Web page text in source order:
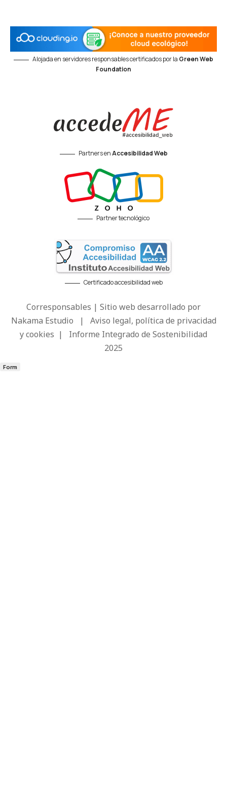
Alojada en servidores responsables certificados por la Green Web
Foundation
Partners enAccesibilidad Web
Partner tecnológico
Certificado accesibilidad web
Corresponsables | Sitio web desarrollado por
Nakama Estudio | Aviso legal, política de privacidad
y cookies | Informe Integrado de Sostenibilidad
2025
Form